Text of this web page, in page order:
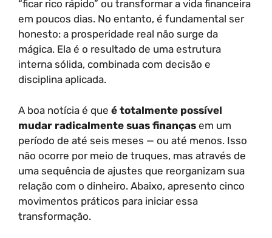
“ficar rico rápido” ou transformar a vida financeira
em poucos dias. No entanto, é fundamental ser
honesto: a prosperidade real não surge da
mágica. Ela é o resultado de uma estrutura
interna sólida, combinada com decisão e
disciplina aplicada.
A boa notícia é que é totalmente possível
mudar radicalmente suas finanças em um
período de até seis meses — ou até menos. Isso
não ocorre por meio de truques, mas através de
uma sequência de ajustes que reorganizam sua
relação com o dinheiro. Abaixo, apresento cinco
movimentos práticos para iniciar essa
transformação.